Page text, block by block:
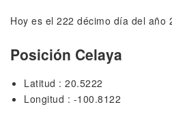
Hoy es el 222 décimo día del año
Posición Celaya
Latitud : 20.5222
Longitud : -100.8122